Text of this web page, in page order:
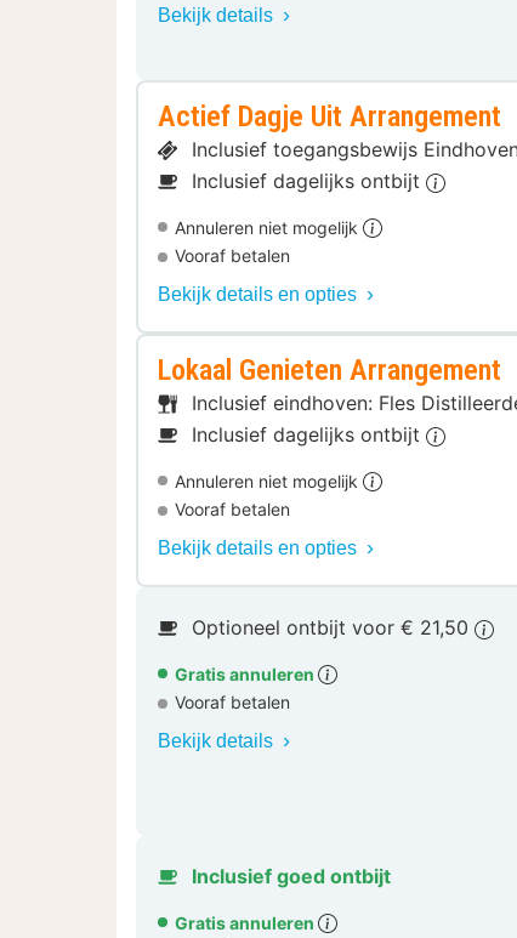
Bekijk details
Actief Dagje Uit Arrangement
Inclusief toegangsbewijs
Inclusief dagelijks ontbijt
Annuleren niet mogelijk
Vooraf betalen
Bekijk details en opties
Lokaal Genieten Arrangement
Inclusief eindhoven: Fles
Inclusief dagelijks ontbijt
Annuleren niet mogelijk
Vooraf betalen
Bekijk details en opties
Optioneel ontbijt voor € 21,50
Gratis annuleren
Vooraf betalen
Bekijk details
Inclusief goed ontbijt
Gratis annuleren